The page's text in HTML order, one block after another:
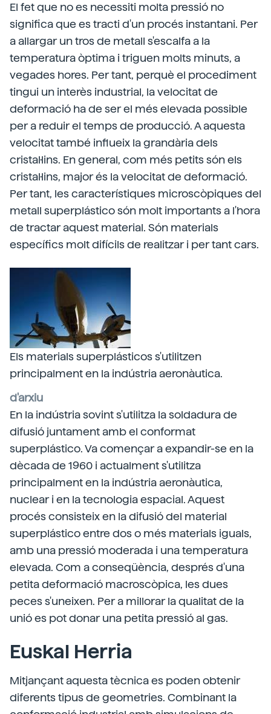
El fet que no es necessiti molta pressió no
significa que es tracti d'un procés instantani. Per
a allargar un tros de metall s'escalfa a la
temperatura òptima i triguen molts minuts, a
vegades hores. Per tant, perquè el procediment
tingui un interès industrial, la velocitat de
deformació ha de ser el més elevada possible
per a reduir el temps de producció. A aquesta
velocitat també influeix la grandària dels
cristal·lins. En general, com més petits són els
cristal·lins, major és la velocitat de deformació.
Per tant, les característiques microscòpiques del
metall superplástico són molt importants a l'hora
de tractar aquest material. Són materials
específics molt difícils de realitzar i per tant cars.
Els materials superplásticos s'utilitzen
principalment en la indústria aeronàutica.
d'arxiu
En la indústria sovint s'utilitza la soldadura de
difusió juntament amb el conformat
superplástico. Va començar a expandir-se en la
dècada de 1960 i actualment s'utilitza
principalment en la indústria aeronàutica,
nuclear i en la tecnologia espacial. Aquest
procés consisteix en la difusió del material
superplástico entre dos o més materials iguals,
amb una pressió moderada i una temperatura
elevada. Com a conseqüència, després d'una
petita deformació macroscòpica, les dues
peces s'uneixen. Per a millorar la qualitat de la
unió es pot donar una petita pressió al gas.
Euskal Herria
Mitjançant aquesta tècnica es poden obtenir
diferents tipus de geometries. Combinant la